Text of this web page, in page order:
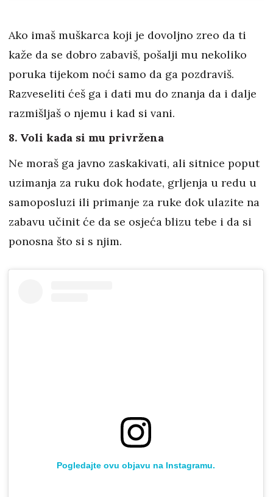
Ako imaš muškarca koji je dovoljno zreo da ti
kaže da se dobro zabaviš, pošalji mu nekoliko
poruka tijekom noći samo da ga pozdraviš.
Razveseliti ćeš ga i dati mu do znanja da i dalje
razmišljaš o njemu i kad si vani.
8. Voli kada si mu privržena
Ne moraš ga javno zaskakivati, ali sitnice poput
uzimanja za ruku dok hodate, grljenja u redu u
samoposluzi ili primanje za ruke dok ulazite na
zabavu učinit će da se osjeća blizu tebe i da si
ponosna što si s njim.
Pogledajte ovu objavu na Instagramu.